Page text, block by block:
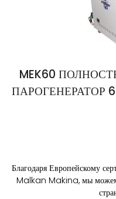
MEK60
ПАРОГЕНЕРАТОР
Благодаря Европейскому
Malkan Makina, мы можем